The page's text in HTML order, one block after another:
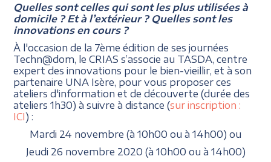
Quelles sont celles qui sont les plus utilisées à
domicile ? Et à l’extérieur ? Quelles sont les
innovations en cours ?
À l'occasion de la 7ème édition de ses journées
Techn@dom, le CRIAS s’associe au TASDA, centre
expert des innovations pour le bien-vieillir, et à son
partenaire UNA Isère, pour vous proposer ces
ateliers d'information et de découverte (durée des
ateliers 1h30) à suivre à distance (sur inscription :
ICI) :
Mardi 24 novembre (à 10h00 ou à 14h00) ou
Jeudi 26 novembre 2020 (à 10h00 ou à 14h00)